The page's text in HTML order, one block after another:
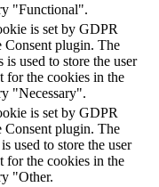
"Functional".
is set by GDPR
Consent plugin. The
is used to store the user
for the cookies in the
"Necessary".
is set by GDPR
Consent plugin. The
used to store the user
for the cookies in the
"Other.